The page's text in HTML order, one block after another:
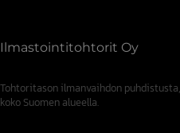
Ilmastointitohtorit Oy
Tohtoritason ilmanvaihdon
koko Suomen alueella.